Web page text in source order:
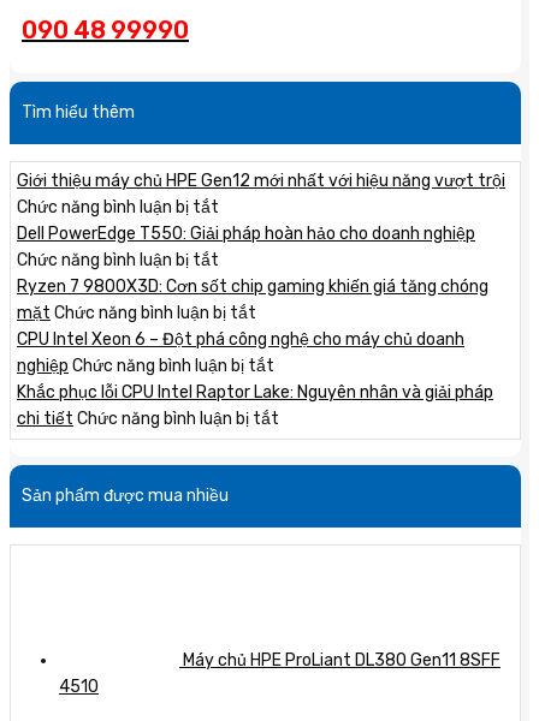
090 48 99990
Tìm hiểu thêm
Giới thiệu máy chủ HPE Gen12 mới nhất với hiệu năng vượt trội
Chức năng bình luận bị tắt
Giới
máy
chủ
HPE
Gen12
mới
nhất
với
hiệu
năng
vượt
trội
Dell PowerEdge T550: Giải pháp hoàn hảo cho doanh nghiệp
Chức năng bình luận bị tắt
Dell
PowerEdge
T550:
Giải
pháp
hoàn
hảo
cho
doanh
nghiệp
Ryzen 7 9800X3D: Cơn sốt chip gaming khiến giá tăng chóng
mặt Chức năng bình luận bị tắt
Ryzen
7
9800X3D:
Cơn
sốt
chip
khiến
giá
CPU Intel Xeon 6 – Đột phá công nghệ cho máy chủ doanh
nghiệp Chức năng bình luận bị tắt
CPU
Intel
Xeon
6
Đột
phá
máy
Khắc phục lỗi CPU Intel Raptor Lake: Nguyên nhân và giải pháp
chi tiết Chức năng bình luận bị tắt
Khắc
phục
CPU
Intel
nhân
Sản phẩm được mua nhiều
Máy chủ HPE ProLiant DL380 Gen11 8SFF
4510